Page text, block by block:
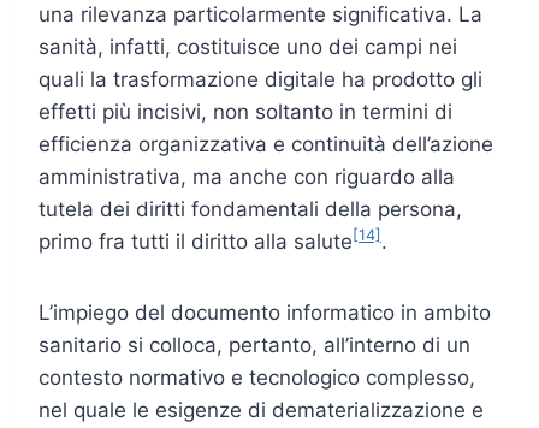
una rilevanza particolarmente significativa. La
sanità, infatti, costituisce uno dei campi nei
quali la trasformazione digitale ha prodotto gli
effetti più incisivi, non soltanto in termini di
efficienza organizzativa e continuità dell’azione
amministrativa, ma anche con riguardo alla
tutela dei diritti fondamentali della persona,
primo fra tutti il diritto alla salute [14] .
L’impiego del documento informatico in ambito
sanitario si colloca, pertanto, all’interno di un
contesto normativo e tecnologico complesso,
nel quale le esigenze di dematerializzazione e